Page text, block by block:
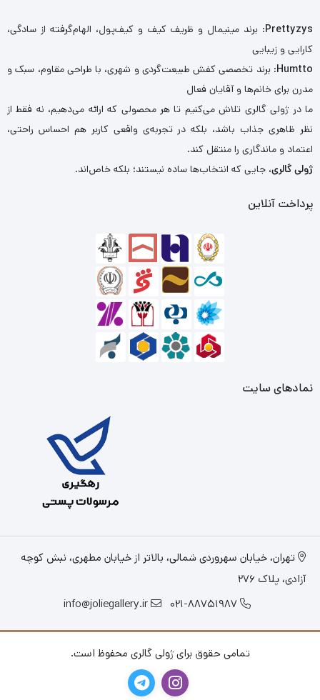
Prettyzys: برند مینیمال و ظریف کیف و کیف‌پول، الهام‌گرفته از سادگی،
کارایی و زیبایی
Humtto: برند تخصصی کفش طبیعت‌گردی و شهری، با طراحی مقاوم، سبک و
مدرن برای خانم‌ها و آقایان فعال
ما در ژولی گالری تلاش می‌کنیم تا هر محصولی که ارائه می‌دهیم، نه فقط از
نظر ظاهری جذاب باشد، بلکه در تجربه‌ی واقعی کاربر هم احساس راحتی،
اعتماد و ماندگاری را منتقل کند.
ژولی گالری، جایی که انتخاب‌ها ساده نیستند؛ بلکه خاص‌اند.
پرداخت آنلاین
نمادهای سایت
تهران، خیابان سهروردی شمالی، بالاتر از خیابان مطهری، نبش کوچه
آزادی، پلاک 276
021-88751987
info@joliegallery.ir
تمامی حقوق برای ژولی گالری محفوظ است.